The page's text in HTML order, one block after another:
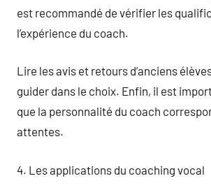
est recommandé de vérifier les
l’expérience du coach.
Lire les avis et retours d’anciens
guider dans le choix. Enfin, il est
que la personnalité du coach
attentes.
4. Les applications du coaching vocal